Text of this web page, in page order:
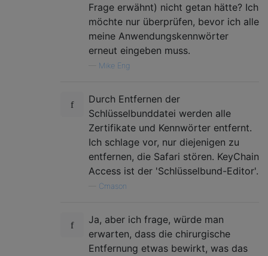
Frage erwähnt) nicht getan hätte? Ich
möchte nur überprüfen, bevor ich alle
meine Anwendungskennwörter
erneut eingeben muss.
Mike Eng
Durch Entfernen der
Schlüsselbunddatei werden alle
Zertifikate und Kennwörter entfernt.
Ich schlage vor, nur diejenigen zu
entfernen, die Safari stören. KeyChain
Access ist der 'Schlüsselbund-Editor'.
Cmason
Ja, aber ich frage, würde man
erwarten, dass die chirurgische
Entfernung etwas bewirkt, was das